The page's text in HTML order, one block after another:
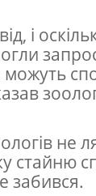
і
не
стайню
забився.